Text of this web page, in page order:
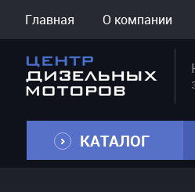
Главная О компании
КАТАЛОГ